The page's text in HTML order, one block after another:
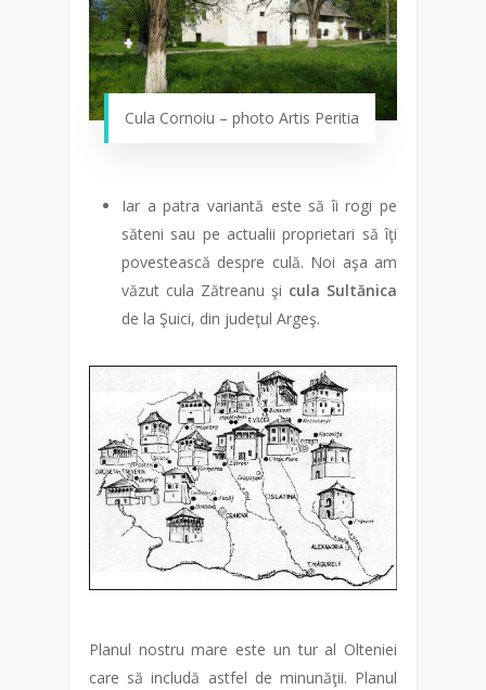
Cula Cornoiu – photo Artis Peritia
Iar a patra variantă este să îi rogi pe
săteni sau pe actualii proprietari să îţi
povestească despre culă. Noi aşa am
văzut cula Zătreanu şi cula Sultănica
de la Şuici, din judeţul Argeş.
Planul nostru mare este un tur al Olteniei
care să includă astfel de minunăţii. Planul